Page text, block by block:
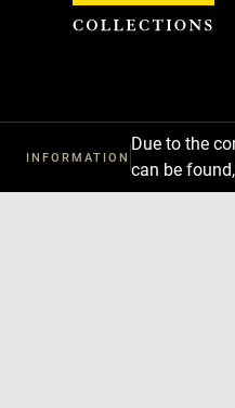
INFORMATION
Due to the
can be
Cookies management panel